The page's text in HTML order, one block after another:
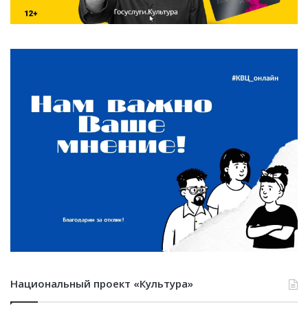
Национальный проект «Культура»